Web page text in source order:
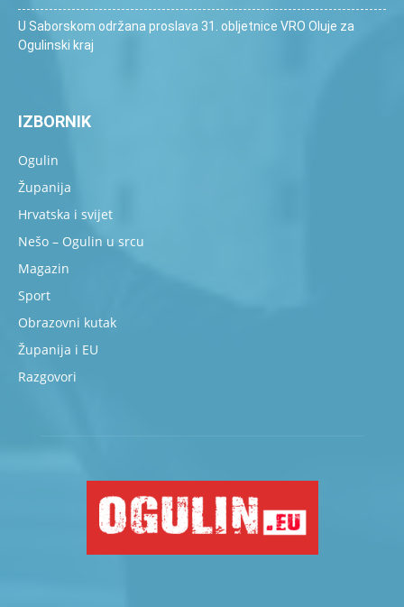
U Saborskom održana proslava 31. obljetnice VRO Oluje za
Ogulinski kraj
IZBORNIK
Ogulin
Županija
Hrvatska i svijet
Nešo – Ogulin u srcu
Magazin
Sport
Obrazovni kutak
Županija i EU
Razgovori